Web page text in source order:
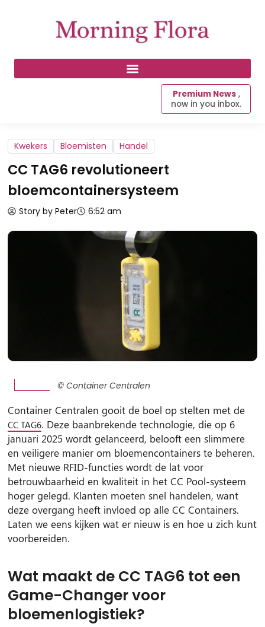
Premium News ,
now in you inbox.
Kwekers Bloemisten Handel
CC TAG6 revolutioneert
bloemcontainersysteem
Story by Peter 6:52 am
© Container Centralen
Container Centralen gooit de boel op stelten met de
CC TAG6. Deze baanbrekende technologie, die op 6
januari 2025 wordt gelanceerd, belooft een slimmere
en veiligere manier om bloemencontainers te beheren.
Met nieuwe RFID-functies wordt de lat voor
betrouwbaarheid en kwaliteit in het CC Pool-systeem
hoger gelegd. Klanten moeten snel handelen, want
deze overgang heeft invloed op alle CC Containers.
Laten we eens kijken wat er nieuw is en hoe u zich kunt
voorbereiden.
Wat maakt de CC TAG6 tot een
Game-Changer voor
bloemenlogistiek?